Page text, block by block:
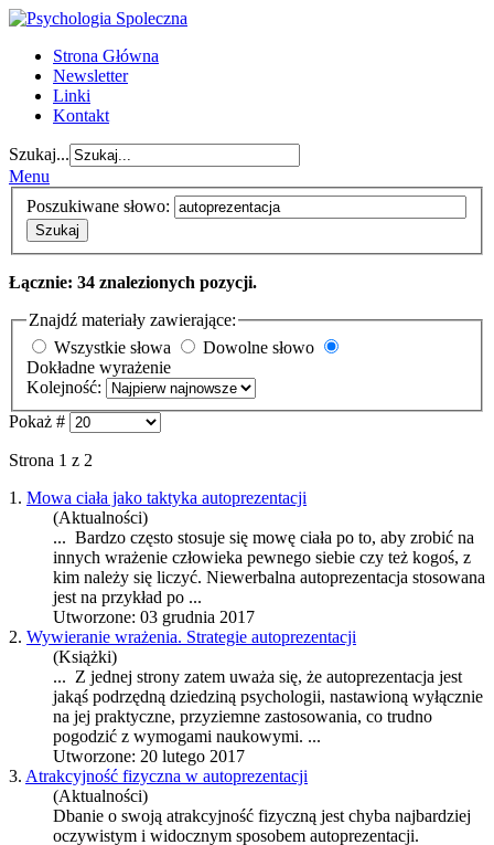
Strona Główna
Newsletter
Linki
Kontakt
Szukaj...
Menu
Poszukiwane słowo:
Szukaj
Łącznie: 34 znalezionych pozycji.
Znajdź materiały zawierające:
Wszystkie słowa
Dowolne słowo
Dokładne wyrażenie
Kolejność:
Pokaż #
Strona 1 z 2
1. Mowa ciała jako taktyka autoprezentacji
(Aktualności)
... Bardzo często stosuje się mowę ciała po to, aby zrobić na
innych wrażenie człowieka pewnego siebie czy też kogoś, z
kim należy się liczyć. Niewerbalna autoprezentacja stosowana
jest na przykład po ...
Utworzone: 03 grudnia 2017
2. Wywieranie wrażenia. Strategie autoprezentacji
(Książki)
... Z jednej strony zatem uważa się, że autoprezentacja jest
jakąś podrzędną dziedziną psychologii, nastawioną wyłącznie
na jej praktyczne, przyziemne zastosowania, co trudno
pogodzić z wymogami naukowymi. ...
Utworzone: 20 lutego 2017
3. Atrakcyjność fizyczna w autoprezentacji
(Aktualności)
Dbanie o swoją atrakcyjność fizyczną jest chyba najbardziej
oczywistym i widocznym sposobem autoprezentacji.